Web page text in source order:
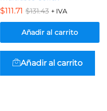
$111.71 $131.43 + IVA
Añadir al carrito
Añadir al carrito